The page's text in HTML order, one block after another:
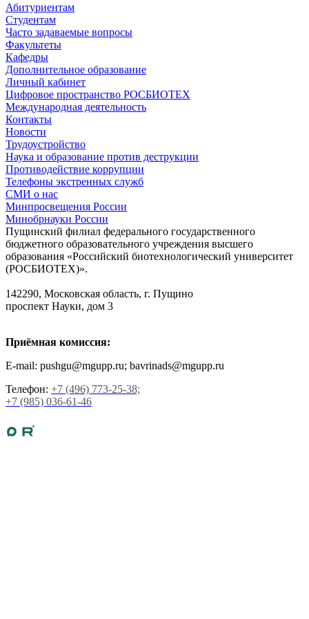
Абитуриентам
Студентам
Часто задаваемые вопросы
Факультеты
Кафедры
Дополнительное образование
Личный кабинет
Цифровое пространство РОСБИОТЕХ
Международная деятельность
Контакты
Новости
Трудоустройство
Наука и образование против деструкции
Противодействие коррупции
Телефоны экстренных служб
СМИ о нас
Минпросвещения России
Минобрнауки России
Пущинский филиал федерального государственного
бюджетного образовательного учреждения высшего
образования «Российский биотехнологический университет
(РОСБИОТЕХ)».
142290, Московская область, г. Пущино
проспект Науки, дом 3
Приёмная комиссия:
E-mail: pushgu@mgupp.ru; bavrinads@mgupp.ru
Телефон: +7 (496) 773-25-38;
+7 (985) 036-61-46